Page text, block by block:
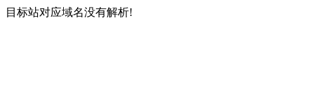
目标站对应域名没有解析!